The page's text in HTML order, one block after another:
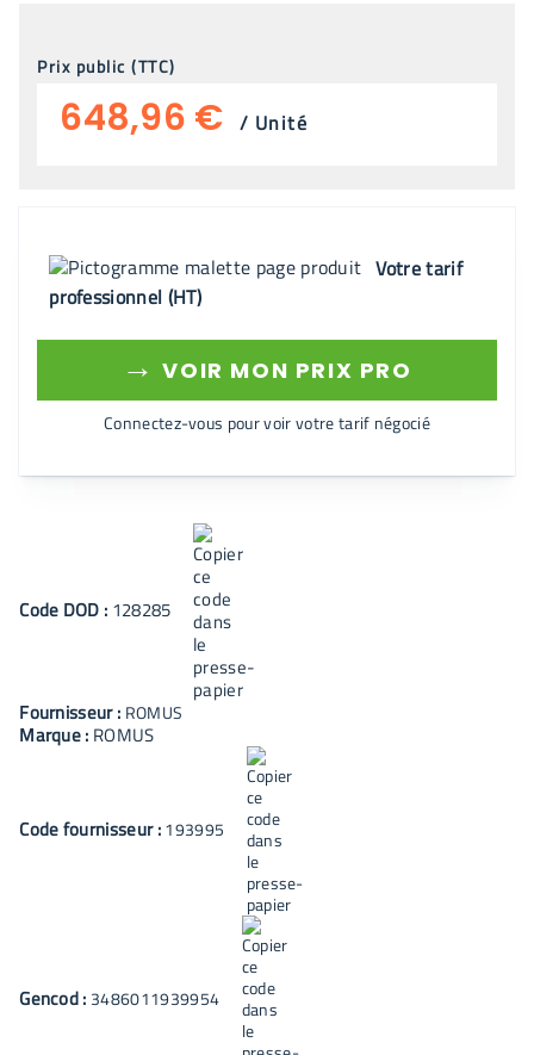
Prix public (TTC)
648,96 € / Unité
Votre tarif
professionnel (HT)
→ VOIR MON PRIX PRO
Connectez-vous pour voir votre tarif négocié
Code DOD : 128285
Fournisseur : ROMUS
Marque : ROMUS
Code fournisseur :193995
Gencod : 3486011939954